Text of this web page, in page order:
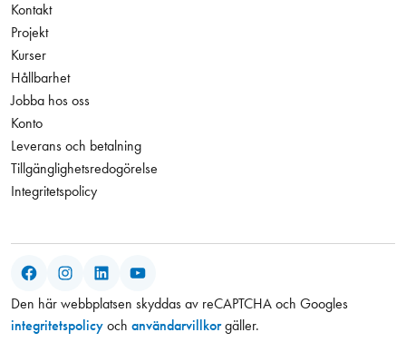
Kontakt
Projekt
Kurser
Hållbarhet
Jobba hos oss
Konto
Leverans och betalning
Tillgänglighetsredogörelse
Integritetspolicy
Facebook
Instagram
LinkedIn
Den här webbplatsen skyddas av reCAPTCHA och Googles
integritetspolicy och användarvillkorgäller.